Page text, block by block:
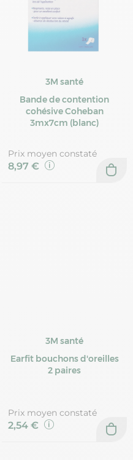
3M santé
Bande de contention
cohésive Coheban
3mx7cm (blanc)
Prix moyen constaté
8,97 €
3M santé
Earfit bouchons d'oreilles
2 paires
Prix moyen constaté
2,54 €